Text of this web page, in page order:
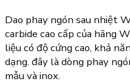
Dao phay ngón sau nhiệt
carbide cao cấp của hãng
liệu có độ cứng cao, khả
dạng. đây là dòng phay
mẫu và inox.